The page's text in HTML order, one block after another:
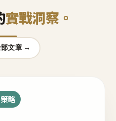
實戰洞察。
文章 →
略